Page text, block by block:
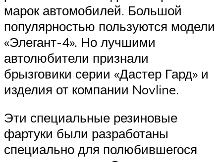
марок автомобилей. Большой
популярностью пользуются модели
«Элегант-4». Но лучшими
автолюбители признали
брызговики серии «Дастер Гард» и
изделия от компании Novline.
Эти специальные резиновые
фартуки были разработаны
специально для полюбившегося